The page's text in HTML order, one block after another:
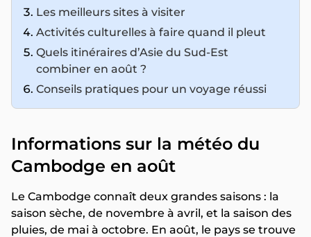
Les meilleurs sites à visiter
Activités culturelles à faire quand il pleut
Quels itinéraires d’Asie du Sud-Est
combiner en août ?
Conseils pratiques pour un voyage réussi
Informations sur la météo du
Cambodge en août
Le Cambodge connaît deux grandes saisons : la
saison sèche, de novembre à avril, et la saison des
pluies, de mai à octobre. En août, le pays se trouve